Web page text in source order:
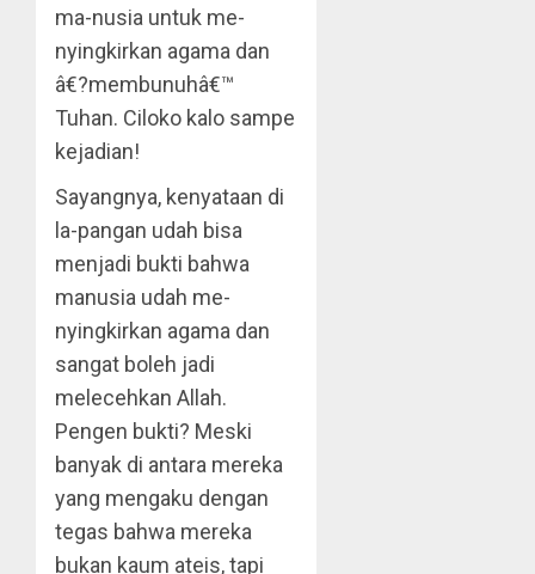
ma-nusia untuk me-
nyingkirkan agama dan
â€?membunuhâ€™
Tuhan. Ciloko kalo sampe
kejadian!
Sayangnya, kenyataan di
la-pangan udah bisa
menjadi bukti bahwa
manusia udah me-
nyingkirkan agama dan
sangat boleh jadi
melecehkan Allah.
Pengen bukti? Meski
banyak di antara mereka
yang mengaku dengan
tegas bahwa mereka
bukan kaum ateis, tapi